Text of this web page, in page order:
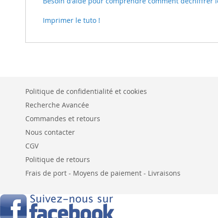
Imprimer le tuto !
Politique de confidentialité et cookies
Recherche Avancée
Commandes et retours
Nous contacter
CGV
Politique de retours
Frais de port - Moyens de paiement - Livraisons